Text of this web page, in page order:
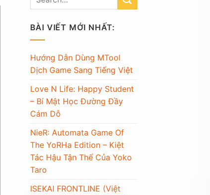
BÀI VIẾT MỚI NHẤT:
Hướng Dẫn Dùng MTool
Dịch Game Sang Tiếng Việt
Love N Life: Happy Student
– Bí Mật Học Đường Đầy
Cám Dỗ
NieR: Automata Game Of
The YoRHa Edition – Kiệt
Tác Hậu Tận Thế Của Yoko
Taro
ISEKAI FRONTLINE (Việt